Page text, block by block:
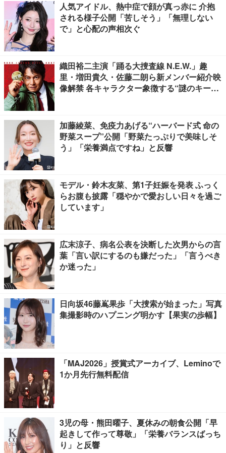
人気アイドル、熱中症で顔が真っ赤に 介抱
される様子公開「苦しそう」「無理しない
で」と心配の声相次ぐ
織田裕二主演「踊る大捜査線 N.E.W.」趣
里・増田貴久・佐藤二朗ら新メンバー紹介映
像解禁 各キャラクター象徴する“謎のキーワ
加藤綾菜、免疫力あげる“ハーバード式 命の
野菜スープ”公開「野菜たっぷりで美味しそ
う」「栄養満点ですね」と反響
モデル・鈴木友菜、第1子妊娠を発表 ふっく
らお腹も披露「穏やかで愛おしい日々を過ご
しています」
広末涼子、病名公表を決断した次男からの言
葉「言い訳にするのも嫌だった」「言うべき
か迷った」
日向坂46藤嶌果歩「大捜索が始まった」写真
集撮影時のハプニング明かす【果実の歩幅】
「MAJ2026」授賞式アーカイブ、Leminoで
1か月先行無料配信
3児の母・熊田曜子、夏休みの朝食公開「早
起きして作って尊敬」「栄養バランスばっち
り」と反響